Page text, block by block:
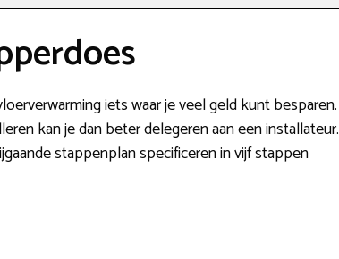
iets waar je veel geld kunt besparen.
kan je dan beter delegeren aan een installateur.
stappenplan specificeren in vijf stappen